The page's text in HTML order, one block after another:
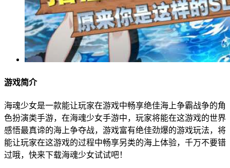
游戏简介
海魂少女是一款能让玩家在游戏中畅享绝佳海上争霸战争的角
色扮演类手游，在海魂少女手游中，玩家将能在这游戏的世界
感悟最真谛的海上争夺战，游戏富有绝佳劲爆的游戏玩法，将
能让玩家在这游戏的过程中畅享另类的海上体验，千万不要错
过哦，快来下载海魂少女试试吧！